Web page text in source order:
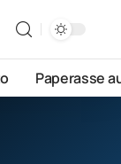
Paperasse